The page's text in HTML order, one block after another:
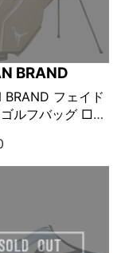
BRAND
BRAND フェイド
ルフバッグ □